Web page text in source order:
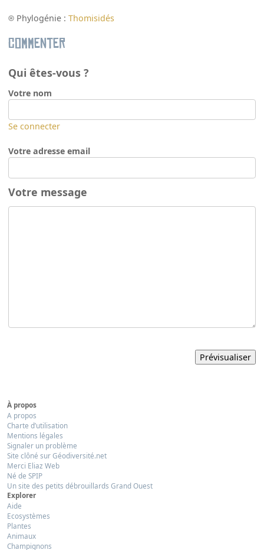
Phylogénie :Thomisidés
Commenter
Qui êtes-vous ?
Votre nom
Se connecter
Votre adresse email
Votre message
À propos
A propos
Charte d’utilisation
Mentions légales
Signaler un problème
Site clôné sur Géodiversité.net
Merci Eliaz Web
Né de SPIP
Un site des petits débrouillards Grand Ouest
Explorer
Aide
Ecosystèmes
Plantes
Animaux
Champignons